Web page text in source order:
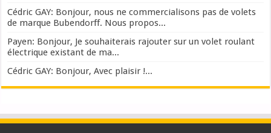
Cédric GAY: Bonjour, nous ne commercialisons pas de volets
de marque Bubendorff. Nous propos...
Payen: Bonjour, Je souhaiterais rajouter sur un volet roulant
électrique existant de ma...
Cédric GAY: Bonjour, Avec plaisir !...